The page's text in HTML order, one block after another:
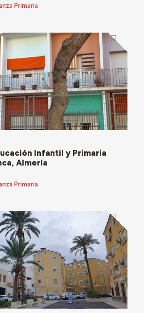
Primaria
Infantil y Primaria
Almería
Primaria